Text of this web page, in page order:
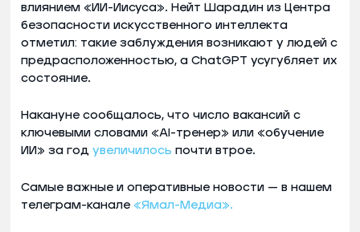
влиянием «ИИ-Иисуса». Нейт Шарадин из Центра
безопасности искусственного интеллекта
отметил: такие заблуждения возникают у людей с
предрасположенностью, а ChatGPT усугубляет их
состояние.
Накануне сообщалось, что число вакансий с
ключевыми словами «AI-тренер» или «обучение
ИИ» за год увеличилось почти втрое.
Самые важные и оперативные новости — в нашем
телеграм-канале «Ямал-Медиа».